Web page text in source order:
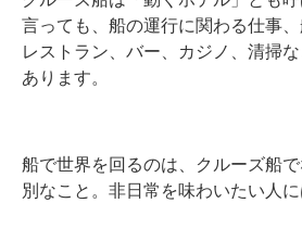
言っても、船の運行に関わる仕事、
レストラン、バー、カジノ、清掃
あります。
船で世界を回るのは、クルーズ船
別なこと。非日常を味わいたい人に